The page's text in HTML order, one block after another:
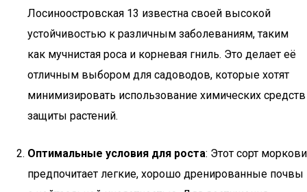
Лосиноостровская 13 известна своей высокой
устойчивостью к различным заболеваниям, таким
как мучнистая роса и корневая гниль. Это делает её
отличным выбором для садоводов, которые хотят
минимизировать использование химических средств
защиты растений.
Оптимальные условия для роста: Этот сорт моркови
предпочитает легкие, хорошо дренированные почвы